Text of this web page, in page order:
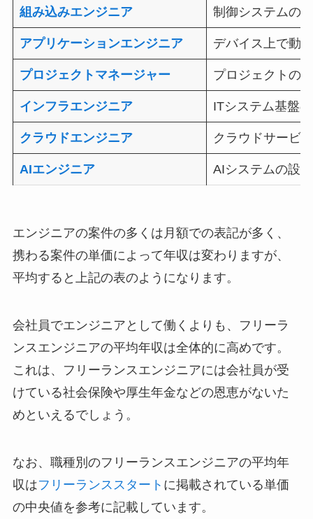
組み込みエンジニア 制御システムの
アプリケーションエンジニア デバイス上で動
プロジェクトマネージャー プロジェクトの
インフラエンジニア ITシステム基盤
クラウドエンジニア クラウドサービ
AIエンジニア AIシステムの設
エンジニアの案件の多くは月額での表記が多く、
携わる案件の単価によって年収は変わりますが、
平均すると上記の表のようになります。
会社員でエンジニアとして働くよりも、フリーラ
ンスエンジニアの平均年収は全体的に高めです。
これは、フリーランスエンジニアには会社員が受
けている社会保険や厚生年金などの恩恵がないた
めといえるでしょう。
なお、職種別のフリーランスエンジニアの平均年
収はフリーランススタート に掲載されている単価
の中央値を参考に記載しています。